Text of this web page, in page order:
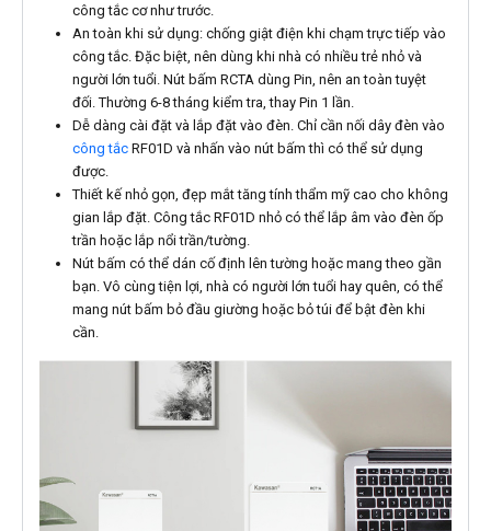
công tắc cơ như trước.
An toàn khi sử dụng: chống giật điện khi chạm trực tiếp vào
công tắc. Đặc biệt, nên dùng khi nhà có nhiều trẻ nhỏ và
người lớn tuổi. Nút bấm RCTA dùng Pin, nên an toàn tuyệt
đối. Thường 6-8 tháng kiểm tra, thay Pin 1 lần.
Dễ dàng cài đặt và lắp đặt vào đèn. Chỉ cần nối dây đèn vào
công tắcRF01D và nhấn vào nút bấm thì có thể sử dụng
được.
Thiết kế nhỏ gọn, đẹp mắt tăng tính thẩm mỹ cao cho không
gian lắp đặt. Công tắc RF01D nhỏ có thể lắp âm vào đèn ốp
trần hoặc lắp nổi trần/tường.
Nút bấm có thể dán cố định lên tường hoặc mang theo gần
bạn. Vô cùng tiện lợi, nhà có người lớn tuổi hay quên, có thể
mang nút bấm bỏ đầu giường hoặc bỏ túi để bật đèn khi
cần.